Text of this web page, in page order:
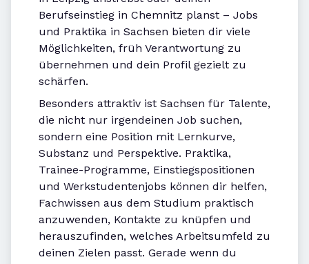
Berufseinstieg in Chemnitz planst – Jobs
und Praktika in Sachsen bieten dir viele
Möglichkeiten, früh Verantwortung zu
übernehmen und dein Profil gezielt zu
schärfen.
Besonders attraktiv ist Sachsen für Talente,
die nicht nur irgendeinen Job suchen,
sondern eine Position mit Lernkurve,
Substanz und Perspektive. Praktika,
Trainee-Programme, Einstiegspositionen
und Werkstudentenjobs können dir helfen,
Fachwissen aus dem Studium praktisch
anzuwenden, Kontakte zu knüpfen und
herauszufinden, welches Arbeitsumfeld zu
deinen Zielen passt. Gerade wenn du